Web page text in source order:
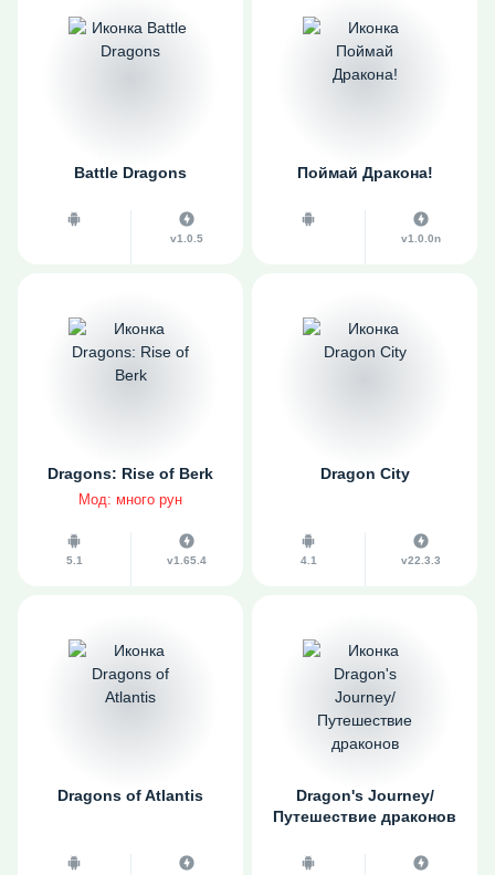
Battle Dragons
v1.0.5
Поймай Дракона!
v1.0.0n
Dragons: Rise of Berk
Мод: много рун
5.1 v1.65.4
Dragon City
4.1 v22.3.3
Dragons of Atlantis
Dragon's Journey/
Путешествие драконов